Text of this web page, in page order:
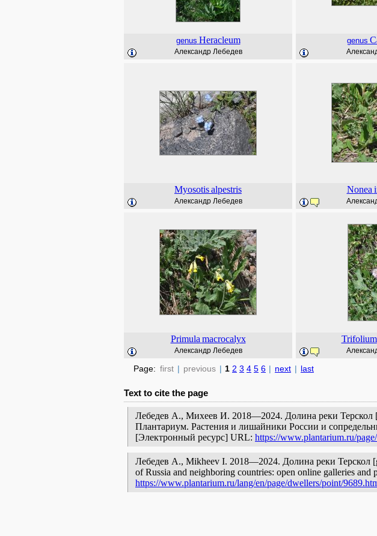
genus Heracleum
Александр Лебедев
genus
Myosotisalpestris
Александр Лебедев
Nonea
Primula macrocalyx
Александр Лебедев
Trifolium
Page: first | previous | 1 2 3 4 5 6 | next | last
Text to cite the page
Лебедев А., Михеев И. 2018—2024. Долина реки Терскол
Плантариум. Растения и лишайники России и
[Электронный ресурс] URL: https://www.plantarium.ru/
Лебедев А., Mikheev I. 2018—2024. Долина реки Терскол
of Russia and neighboring countries: open online galleries
https://www.plantarium.ru/lang/en/page/dwellers/point/